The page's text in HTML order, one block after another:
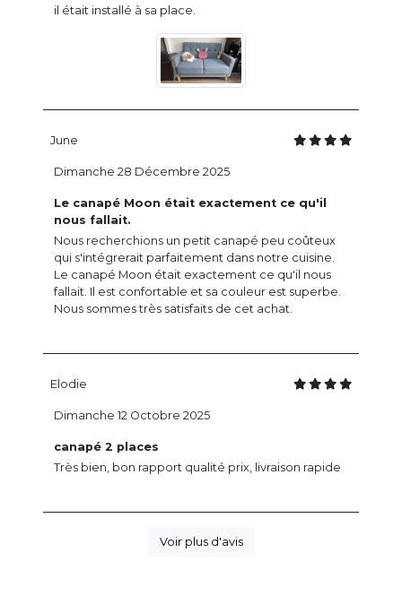
il était installé à sa place.
June
Le canapé Moon était exactement ce qu'il
nous fallait.
Nous recherchions un petit canapé peu coûteux
qui s'intégrerait parfaitement dans notre cuisine.
Le canapé Moon était exactement ce qu'il nous
fallait. Il est confortable et sa couleur est superbe.
Nous sommes très satisfaits de cet achat.
Dimanche 28 Décembre 2025
Elodie
canapé 2 places
Très bien, bon rapport qualité prix, livraison rapide
Dimanche 12 Octobre 2025
Voir plus d'avis